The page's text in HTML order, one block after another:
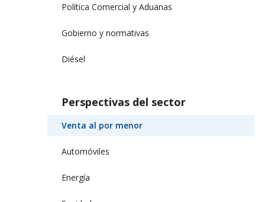
Política Comercial y Aduanas
Gobierno y normativas
Diésel
Perspectivas del sector
Venta al por menor
Automóviles
Energía